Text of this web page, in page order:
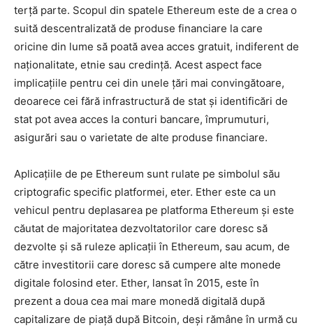
terță parte. Scopul din spatele Ethereum este de a crea o
suită descentralizată de produse financiare la care
oricine din lume să poată avea acces gratuit, indiferent de
naționalitate, etnie sau credință. Acest aspect face
implicațiile pentru cei din unele țări mai convingătoare,
deoarece cei fără infrastructură de stat și identificări de
stat pot avea acces la conturi bancare, împrumuturi,
asigurări sau o varietate de alte produse financiare.
Aplicațiile de pe Ethereum sunt rulate pe simbolul său
criptografic specific platformei, eter. Ether este ca un
vehicul pentru deplasarea pe platforma Ethereum și este
căutat de majoritatea dezvoltatorilor care doresc să
dezvolte și să ruleze aplicații în Ethereum, sau acum, de
către investitorii care doresc să cumpere alte monede
digitale folosind eter. Ether, lansat în 2015, este în
prezent a doua cea mai mare monedă digitală după
capitalizare de piață după Bitcoin, deși rămâne în urmă cu